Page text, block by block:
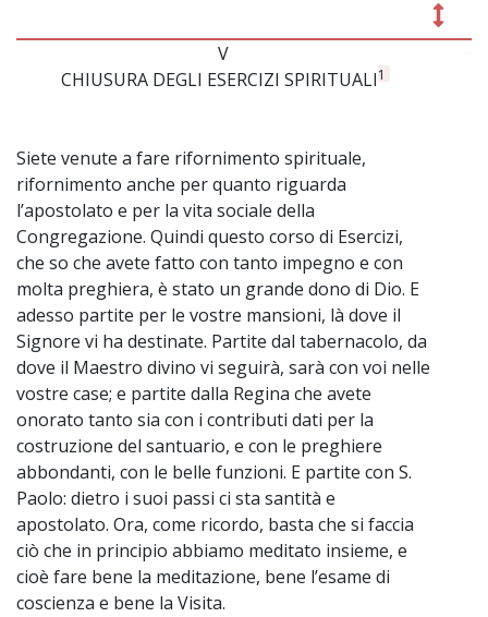
V
CHIUSURA DEGLI ESERCIZI SPIRITUALI1
Siete venute a fare rifornimento spirituale,
rifornimento anche per quanto riguarda
l’apostolato e per la vita sociale della
Congregazione. Quindi questo corso di Esercizi,
che so che avete fatto con tanto impegno e con
molta preghiera, è stato un grande dono di Dio. E
adesso partite per le vostre mansioni, là dove il
Signore vi ha destinate. Partite dal tabernacolo, da
dove il Maestro divino vi seguirà, sarà con voi nelle
vostre case; e partite dalla Regina che avete
onorato tanto sia con i contributi dati per la
costruzione del santuario, e con le preghiere
abbondanti, con le belle funzioni. E partite con S.
Paolo: dietro i suoi passi ci sta santità e
apostolato. Ora, come ricordo, basta che si faccia
ciò che in principio abbiamo meditato insieme, e
cioè fare bene la meditazione, bene l’esame di
coscienza e bene la Visita.